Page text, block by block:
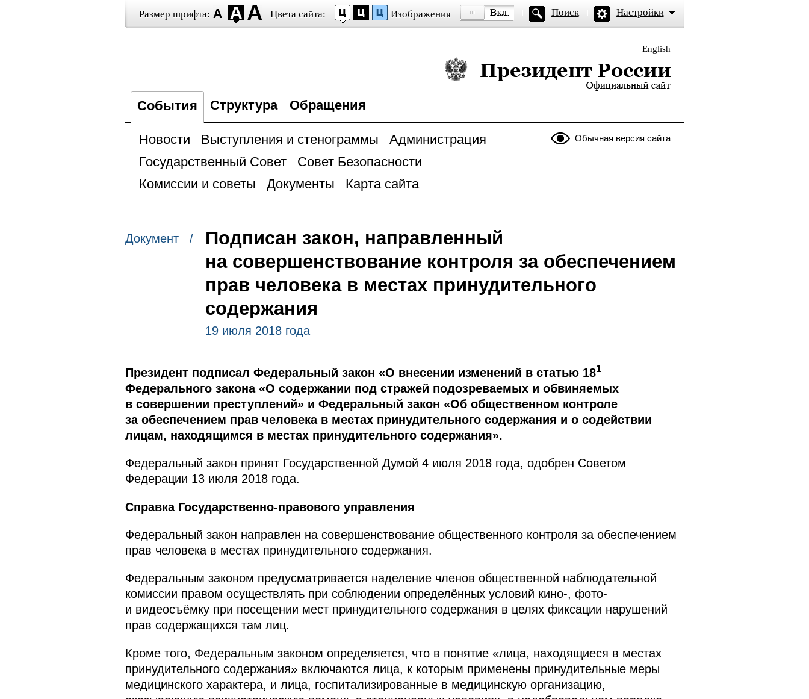
Размер шрифта: Цвета сайта: Изображения Поиск Настройки
English
Президент России — официальный сайт
События Структура Обращения
Обычная версия сайта
Новости Выступления и стенограммы
Администрация
Государственный Совет
Совет Безопасности
Комиссии и советы
Документы Карта сайта
Документ /
Подписан закон, направленный
на совершенствование контроля за обеспечением
прав человека в местах принудительного
содержания
19 июля 2018 года
Президент подписал Федеральный закон «О внесении изменений в статью 181
Федерального закона «О содержании под стражей подозреваемых и обвиняемых
в совершении преступлений» и Федеральный закон «Об общественном контроле
за обеспечением прав человека в местах принудительного содержания и о содействии
лицам, находящимся в местах принудительного содержания».
Федеральный закон принят Государственной Думой 4 июля 2018 года, одобрен Советом
Федерации 13 июля 2018 года.
Справка Государственно-правового управления
Федеральный закон направлен на совершенствование общественного контроля за обеспечением
прав человека в местах принудительного содержания.
Федеральным законом предусматривается наделение членов общественной наблюдательной
комиссии правом осуществлять при соблюдении определённых условий кино-, фото-
и видеосъёмку при посещении мест принудительного содержания в целях фиксации нарушений
прав содержащихся там лиц.
Кроме того, Федеральным законом определяется, что в понятие «лица, находящиеся в местах
принудительного содержания» включаются лица, к которым применены принудительные меры
медицинского характера, и лица, госпитализированные в медицинскую организацию,